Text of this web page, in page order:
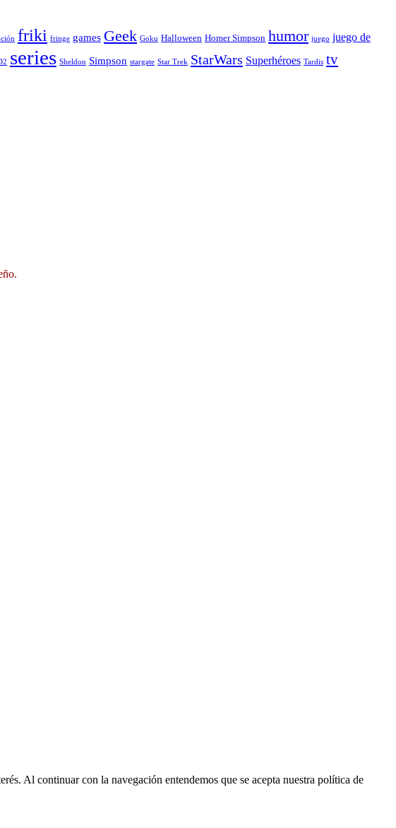
friki fringe games Geek Goku Halloween Homer Simpson humor juego juego de
series Sheldon Simpson stargate Star Trek StarWars Superhéroes Tardis tv
Al continuar con la navegación entendemos que se acepta nuestra política de